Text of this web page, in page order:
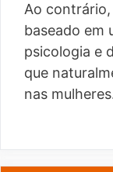
Ao
baseado em
psicologia e
que
nas